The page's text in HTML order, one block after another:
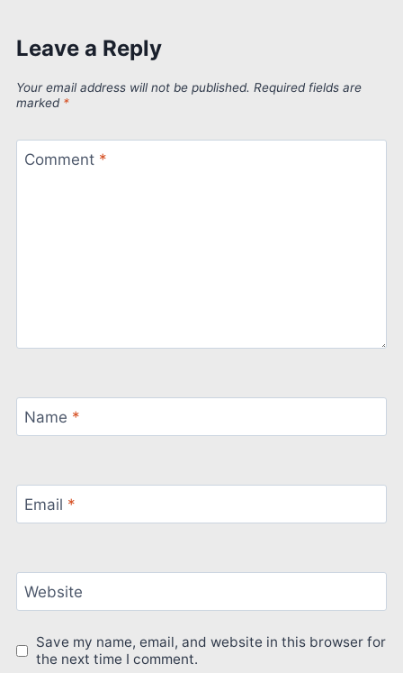
Leave a Reply
Your email address will not be published. Required fields are
marked *
Comment *
Name *
Email *
Website
Save my name, email, and website in this browser for
the next time I comment.